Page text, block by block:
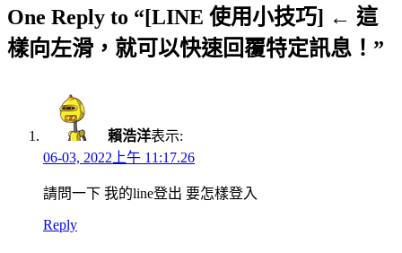
One Reply to “[LINE 使用小技巧] ← 這
樣向左滑，就可以快速回覆特定訊息！”
賴浩洋表示:
06-03, 2022上午 11:17.26
請問一下 我的line登出 要怎樣登入
Reply